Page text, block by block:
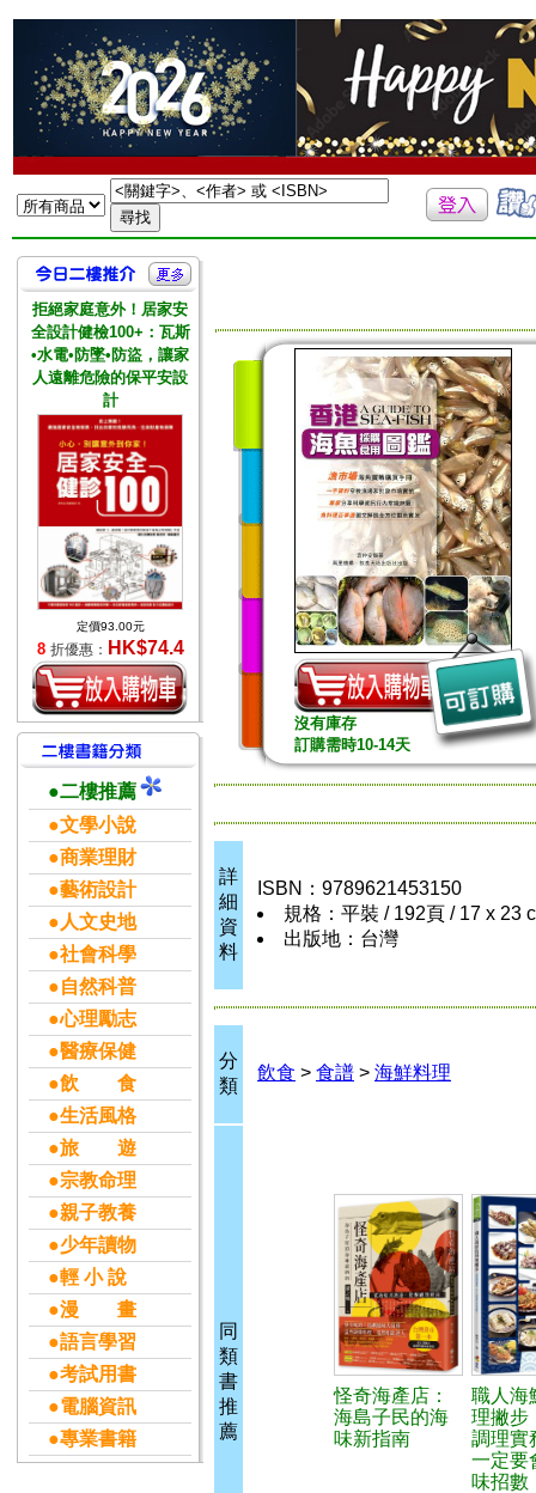
拒絕家庭意外！居家安
全設計健檢100+：瓦斯
•水電•防墜•防盜，讓家
人遠離危險的保平安設
計
定價93.00元
8 折優惠： HK$74.4
●二樓推薦
●文學小說
●商業理財
●藝術設計
●人文史地
●社會科學
●自然科普
●心理勵志
●醫療保健
●飲 食
●生活風格
●旅 遊
●宗教命理
●親子教養
●少年讀物
●輕 小 說
●漫 畫
●語言學習
●考試用書
●電腦資訊
●專業書籍
沒有庫存
訂購需時10-14天
詳
細
資
料
ISBN：9789621453150
規格：平裝 / 192頁 / 17 x 23
出版地：台灣
分
類
飲食 > 食譜 > 海鮮料理
同
類
書
推
薦
怪奇海產店：
海島子民的海
味新指南
職人海
理撇步
調理實
一定要
味招數